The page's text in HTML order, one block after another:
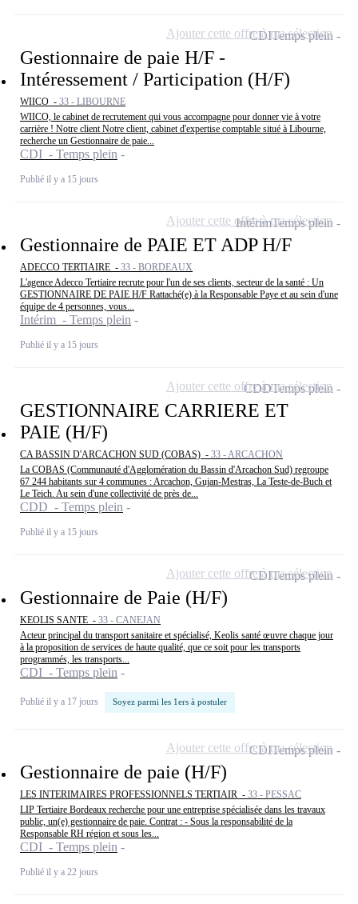
Gestionnaire de paie H/F -
Intéressement / Participation (H/F)
WIICO - 33 - LIBOURNE
WIICO, le cabinet de recrutement qui vous accompagne pour donner vie à votre
carrière ! Notre client Notre client, cabinet d'expertise comptable situé à Libourne,
recherche un Gestionnaire de paie...
CDI - Temps plein
Publié il y a 15 jours
CDITemps plein
Ajouter cette offre à ma sélection
Gestionnaire de PAIE ET ADP H/F
ADECCO TERTIAIRE - 33 - BORDEAUX
L'agence Adecco Tertiaire recrute pour l'un de ses clients, secteur de la santé : Un
GESTIONNAIRE DE PAIE H/F Rattaché(e) à la Responsable Paye et au sein d'une
équipe de 4 personnes, vous...
Intérim - Temps plein
Publié il y a 15 jours
IntérimTemps plein
Ajouter cette offre à ma sélection
GESTIONNAIRE CARRIERE ET
PAIE (H/F)
CA BASSIN D'ARCACHON SUD (COBAS) - 33 - ARCACHON
La COBAS (Communauté d'Agglomération du Bassin d'Arcachon Sud) regroupe
67 244 habitants sur 4 communes : Arcachon, Gujan-Mestras, La Teste-de-Buch et
Le Teich. Au sein d'une collectivité de près de...
CDD - Temps plein
Publié il y a 15 jours
CDDTemps plein
Ajouter cette offre à ma sélection
Gestionnaire de Paie (H/F)
KEOLIS SANTE - 33 - CANEJAN
Acteur principal du transport sanitaire et spécialisé, Keolis santé œuvre chaque jour
à la proposition de services de haute qualité, que ce soit pour les transports
programmés, les transports...
CDI - Temps plein
Publié il y a 17 jours Soyez parmi les 1ers à postuler
CDITemps plein
Ajouter cette offre à ma sélection
Gestionnaire de paie (H/F)
LES INTERIMAIRES PROFESSIONNELS TERTIAIR - 33 - PESSAC
LIP Tertiaire Bordeaux recherche pour une entreprise spécialisée dans les travaux
public, un(e) gestionnaire de paie. Contrat : - Sous la responsabilité de la
Responsable RH région et sous les...
CDI - Temps plein
Publié il y a 22 jours
CDITemps plein
Ajouter cette offre à ma sélection